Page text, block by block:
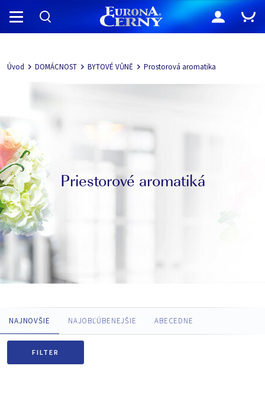
Navigácia
Úvod DOMÁCNOST BYTOVÉ VŮNĚ Prostorová aromatika
Priestorové aromatiká
NAJNOVŠIE NAJOBĽÚBENEJŠIE ABECEDNE
FILTER